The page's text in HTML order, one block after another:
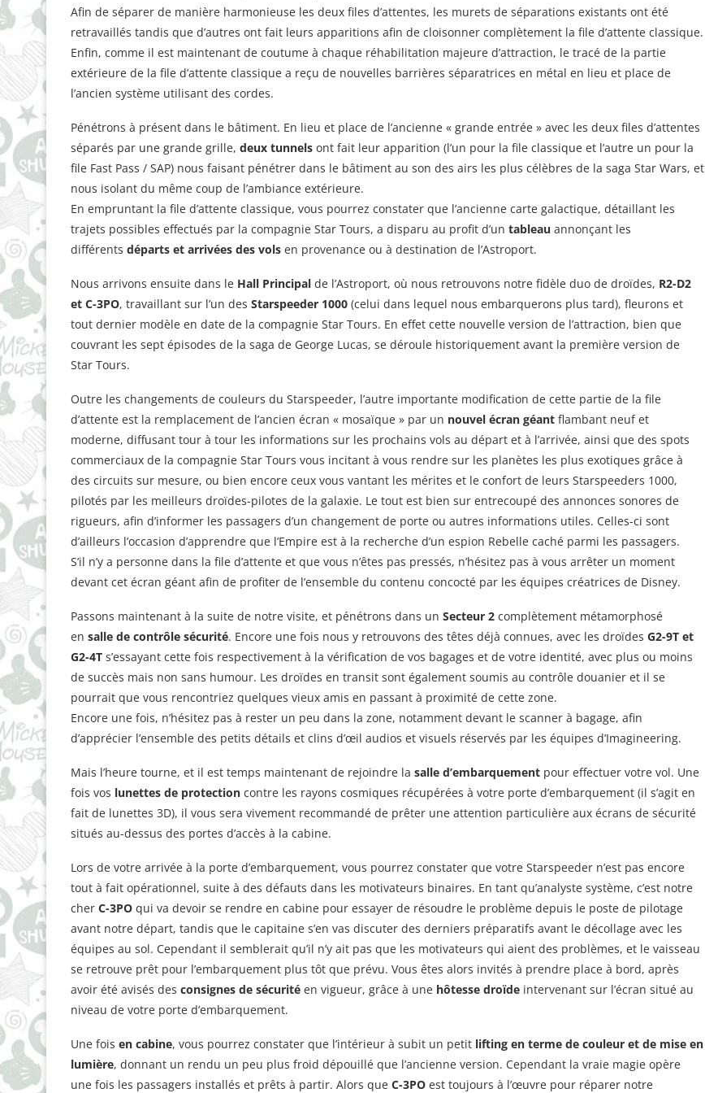
Afin de séparer de manière harmonieuse les deux files d’attentes, les murets de séparations existants ont été
retravaillés tandis que d’autres ont fait leurs apparitions afin de cloisonner complètement la file d’attente classique.
Enfin, comme il est maintenant de coutume à chaque réhabilitation majeure d’attraction, le tracé de la partie
extérieure de la file d’attente classique a reçu de nouvelles barrières séparatrices en métal en lieu et place de
l’ancien système utilisant des cordes.
Pénétrons à présent dans le bâtiment. En lieu et place de l’ancienne « grande entrée » avec les deux files d’attentes
séparés par une grande grille, deux tunnels ont fait leur apparition (l’un pour la file classique et l’autre un pour la
file Fast Pass / SAP) nous faisant pénétrer dans le bâtiment au son des airs les plus célèbres de la saga Star Wars, et
nous isolant du même coup de l’ambiance extérieure.
En empruntant la file d’attente classique, vous pourrez constater que l’ancienne carte galactique, détaillant les
trajets possibles effectués par la compagnie Star Tours, a disparu au profit d’un tableau annonçant les
différents départs et arrivées des vols en provenance ou à destination de l’Astroport.
Nous arrivons ensuite dans le Hall Principal de l’Astroport, où nous retrouvons notre fidèle duo de droïdes, R2-D2
et C-3PO, travaillant sur l’un des Starspeeder 1000 (celui dans lequel nous embarquerons plus tard), fleurons et
tout dernier modèle en date de la compagnie Star Tours. En effet cette nouvelle version de l’attraction, bien que
couvrant les sept épisodes de la saga de George Lucas, se déroule historiquement avant la première version de
Star Tours.
Outre les changements de couleurs du Starspeeder, l’autre importante modification de cette partie de la file
d’attente est la remplacement de l’ancien écran « mosaïque » par un nouvel écran géant flambant neuf et
moderne, diffusant tour à tour les informations sur les prochains vols au départ et à l’arrivée, ainsi que des spots
commerciaux de la compagnie Star Tours vous incitant à vous rendre sur les planètes les plus exotiques grâce à
des circuits sur mesure, ou bien encore ceux vous vantant les mérites et le confort de leurs Starspeeders 1000,
pilotés par les meilleurs droïdes-pilotes de la galaxie. Le tout est bien sur entrecoupé des annonces sonores de
rigueurs, afin d’informer les passagers d’un changement de porte ou autres informations utiles. Celles-ci sont
d’ailleurs l’occasion d’apprendre que l’Empire est à la recherche d’un espion Rebelle caché parmi les passagers.
S’il n’y a personne dans la file d’attente et que vous n’êtes pas pressés, n’hésitez pas à vous arrêter un moment
devant cet écran géant afin de profiter de l’ensemble du contenu concocté par les équipes créatrices de Disney.
Passons maintenant à la suite de notre visite, et pénétrons dans un Secteur 2 complètement métamorphosé
en salle de contrôle sécurité. Encore une fois nous y retrouvons des têtes déjà connues, avec les droïdes G2-9T et
G2-4T s’essayant cette fois respectivement à la vérification de vos bagages et de votre identité, avec plus ou moins
de succès mais non sans humour. Les droïdes en transit sont également soumis au contrôle douanier et il se
pourrait que vous rencontriez quelques vieux amis en passant à proximité de cette zone.
Encore une fois, n’hésitez pas à rester un peu dans la zone, notamment devant le scanner à bagage, afin
d’apprécier l’ensemble des petits détails et clins d’œil audios et visuels réservés par les équipes d’Imagineering.
Mais l’heure tourne, et il est temps maintenant de rejoindre la salle d’embarquement pour effectuer votre vol. Une
fois vos lunettes de protection contre les rayons cosmiques récupérées à votre porte d’embarquement (il s’agit en
fait de lunettes 3D), il vous sera vivement recommandé de prêter une attention particulière aux écrans de sécurité
situés au-dessus des portes d’accès à la cabine.
Lors de votre arrivée à la porte d’embarquement, vous pourrez constater que votre Starspeeder n’est pas encore
tout à fait opérationnel, suite à des défauts dans les motivateurs binaires. En tant qu’analyste système, c’est notre
cher C-3PO qui va devoir se rendre en cabine pour essayer de résoudre le problème depuis le poste de pilotage
avant notre départ, tandis que le capitaine s’en vas discuter des derniers préparatifs avant le décollage avec les
équipes au sol. Cependant il semblerait qu’il n’y ait pas que les motivateurs qui aient des problèmes, et le vaisseau
se retrouve prêt pour l’embarquement plus tôt que prévu. Vous êtes alors invités à prendre place à bord, après
avoir été avisés des consignes de sécurité en vigueur, grâce à une hôtesse droïde intervenant sur l’écran situé au
niveau de votre porte d’embarquement.
Une fois en cabine, vous pourrez constater que l’intérieur à subit un petit lifting en terme de couleur et de mise en
lumière, donnant un rendu un peu plus froid dépouillé que l’ancienne version. Cependant la vraie magie opère
une fois les passagers installés et prêts à partir. Alors que C-3PO est toujours à l’œuvre pour réparer notre